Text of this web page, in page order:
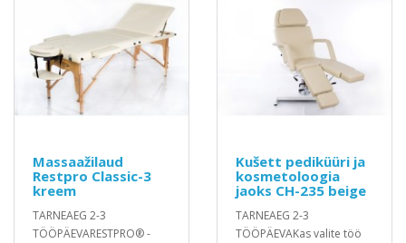
Massaažilaud
Restpro Classic-3
kreem
TARNEAEG 2-3
TÖÖPÄEVARESTPRO® -
Kušett pediküüri ja
kosmetoloogia
jaoks CH-235 beige
TARNEAEG 2-3
TÖÖPÄEVAKas valite töö